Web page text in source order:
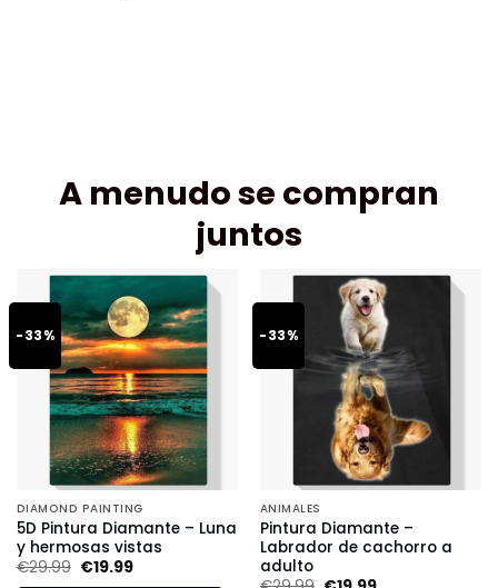
A menudo se compran
juntos
-33%
DIAMOND PAINTING
5D Pintura Diamante – Luna
y hermosas vistas
€29.99 €19.99
-33%
ANIMALES
Pintura Diamante –
Labrador de cachorro a
adulto